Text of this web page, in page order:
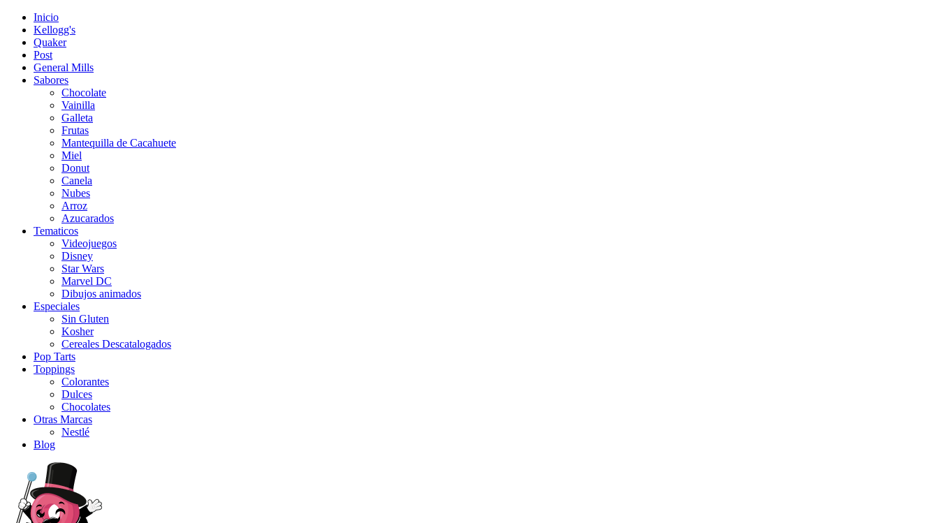
Inicio
Kellogg's
Quaker
Post
General Mills
Sabores
Chocolate
Vainilla
Galleta
Frutas
Mantequilla de Cacahuete
Miel
Donut
Canela
Nubes
Arroz
Azucarados
Tematicos
Videojuegos
Disney
Star Wars
Marvel DC
Dibujos animados
Especiales
Sin Gluten
Kosher
Cereales Descatalogados
Pop Tarts
Toppings
Colorantes
Dulces
Chocolates
Otras Marcas
Nestlé
Blog